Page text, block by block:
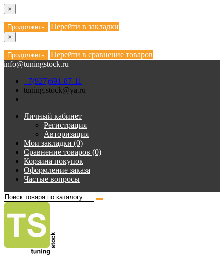
×
Продолжить Перейти в закладки
×
Продолжить
Перейти в сравнение товаров
info@tuningstock.ru
+7(927)691-87-11
tuning.stock@ya.ru
Личный кабинет
Регистрация
Авторизация
Мои закладки (0)
Сравнение товаров (0)
Корзина покупок
Оформление заказа
Частые вопросы